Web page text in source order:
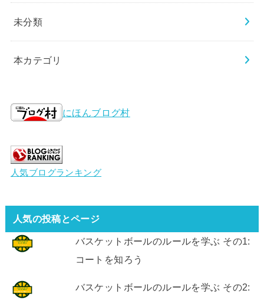
未分類
本カテゴリ
にほんブログ村
人気ブログランキング
人気の投稿とページ
バスケットボールのルールを学ぶ その1:
コートを知ろう
バスケットボールのルールを学ぶ その2: